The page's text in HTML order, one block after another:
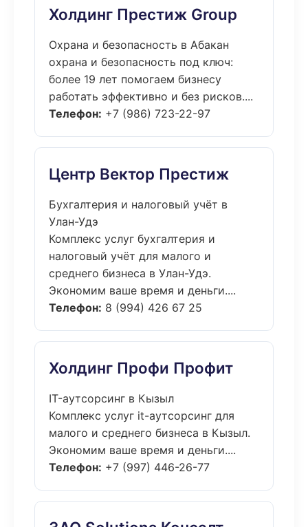
Холдинг Престиж Group
Охрана и безопасность в Абакан
охрана и безопасность под ключ:
более 19 лет помогаем бизнесу
работать эффективно и без рисков....
Телефон: +7 (986) 723-22-97
Центр Вектор Престиж
Бухгалтерия и налоговый учёт в
Улан-Удэ
Комплекс услуг бухгалтерия и
налоговый учёт для малого и
среднего бизнеса в Улан-Удэ.
Экономим ваше время и деньги....
Телефон: 8 (994) 426 67 25
Холдинг Профи Профит
IT-аутсорсинг в Кызыл
Комплекс услуг it-аутсорсинг для
малого и среднего бизнеса в Кызыл.
Экономим ваше время и деньги....
Телефон: +7 (997) 446-26-77